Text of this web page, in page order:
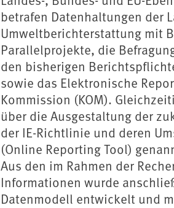
betrafen Datenhaltungen der
Umweltberichterstattung mit
Parallelprojekte, die
den bisherigen
sowie das Elektronische
Kommission (KOM).
über die Ausgestaltung der
der IE-Richtlinie und deren
(Online Reporting Tool)
Aus den im Rahmen der
Informationen wurde
Datenmodell entwickelt und